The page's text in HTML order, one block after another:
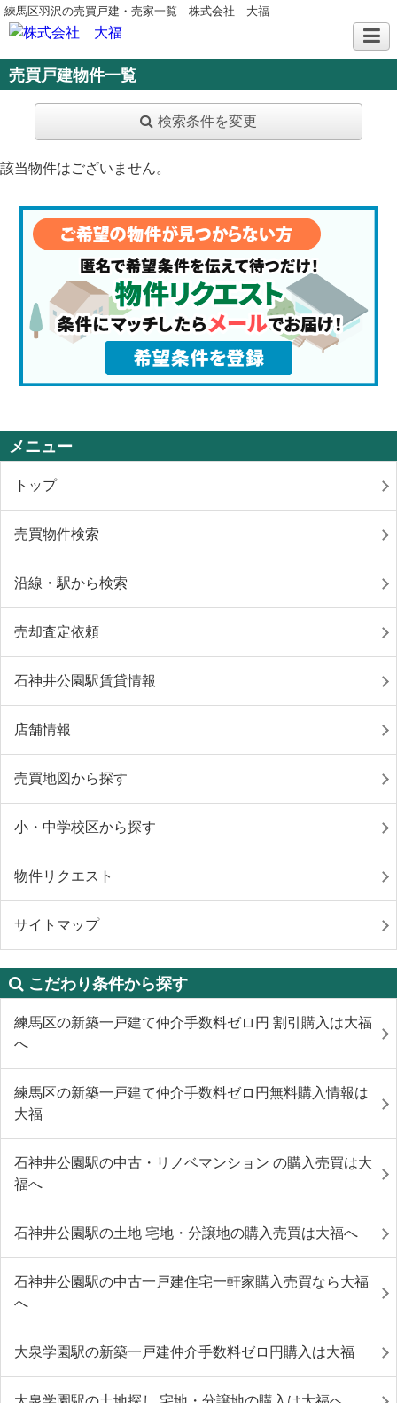
練馬区羽沢の売買戸建・売家一覧｜株式会社 大福
売買戸建物件一覧
検索条件を変更
該当物件はございません。
メニュー
トップ
売買物件検索
沿線・駅から検索
売却査定依頼
石神井公園駅賃貸情報
店舗情報
売買地図から探す
小・中学校区から探す
物件リクエスト
サイトマップ
こだわり条件から探す
練馬区の新築一戸建て仲介手数料ゼロ円 割引購入は大福
へ
練馬区の新築一戸建て仲介手数料ゼロ円無料購入情報は
大福
石神井公園駅の中古・リノベマンション の購入売買は大
福へ
石神井公園駅の土地 宅地・分譲地の購入売買は大福へ
石神井公園駅の中古一戸建住宅一軒家購入売買なら大福
へ
大泉学園駅の新築一戸建仲介手数料ゼロ円購入は大福